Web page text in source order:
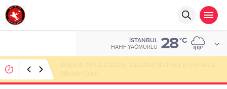
İSTANBUL
HAFIF YAĞMURLU 28°C